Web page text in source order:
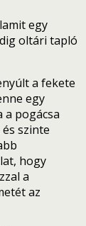
egy
oltári tapló
a fekete
egy
a pogácsa
szinte
hogy
a
az